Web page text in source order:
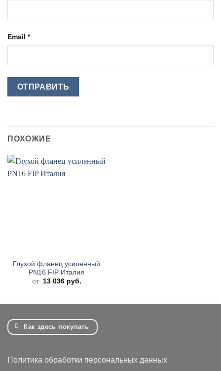
Email *
ПОХОЖИЕ
Глухой фланец усиленный
PN16 FIP Италия
от: 13 036 руб.
Как здесь покупать
Политика обработки персональных данных